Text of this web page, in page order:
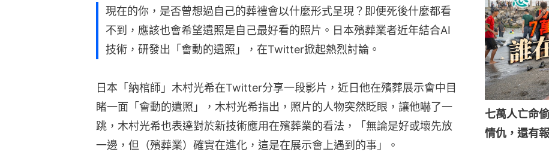
現在的你，是否曾想過自己的葬禮會以什麼形式呈現？即便死後什麼都看
不到，應該也會希望遺照是自己最好看的照片。日本殯葬業者近年結合AI
技術，研發出「會動的遺照」，在Twitter掀起熱烈討論。
日本「納棺師」木村光希在Twitter分享一段影片，近日他在殯葬展示會中目
睹一面「會動的遺照」，木村光希指出，照片的人物突然眨眼，讓他嚇了一
跳，木村光希也表達對於新技術應用在殯葬業的看法，「無論是好或壞先放
一邊，但（殯葬業）確實在進化，這是在展示會上遇到的事」。
七萬人亡命
情仇，還有